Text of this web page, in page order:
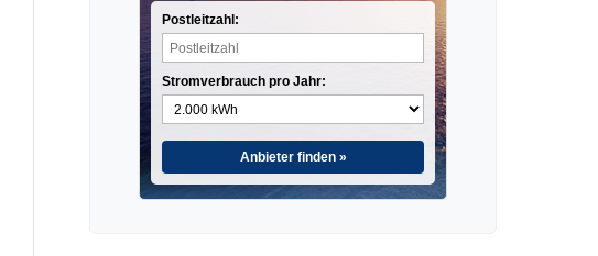
Postleitzahl:
Stromverbrauch pro Jahr:
Anbieter finden »